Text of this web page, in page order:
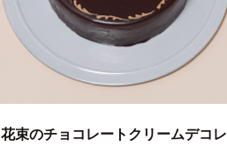
花束のチョコレートクリームデコレ